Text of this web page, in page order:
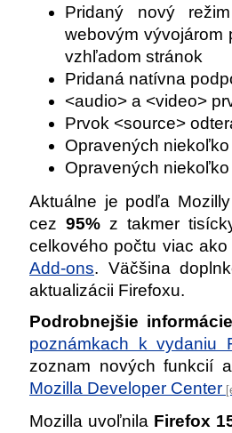
Pridaný nový
webovým vývojárom
vzhľadom stránok
Pridaná natívna
<audio> a <video>
Prvok <source>
Opravených
Opravených
Aktuálne je podľa
cez 95%z takmer
celkového počtu viac
Add-ons. Väčšina
aktualizácii Firefoxu.
Podrobnejšie informácie
poznámkach k vydaniu
zoznam nových funkcií
Mozilla Developer Center
Mozilla uvoľnila Firefox